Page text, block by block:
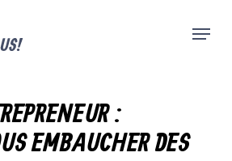
:
EMBAUCHER DES